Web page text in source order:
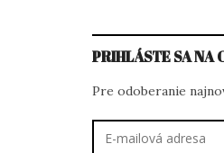
PRIHLÁSTE SA NA
Pre odoberanie